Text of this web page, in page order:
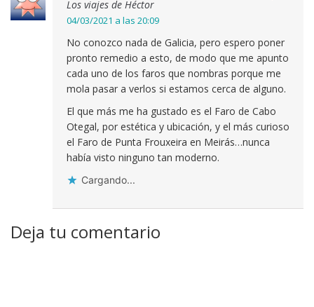
Los viajes de Héctor
04/03/2021 a las 20:09
No conozco nada de Galicia, pero espero poner
pronto remedio a esto, de modo que me apunto
cada uno de los faros que nombras porque me
mola pasar a verlos si estamos cerca de alguno.
El que más me ha gustado es el Faro de Cabo
Otegal, por estética y ubicación, y el más curioso
el Faro de Punta Frouxeira en Meirás…nunca
había visto ninguno tan moderno.
Cargando...
Deja tu comentario